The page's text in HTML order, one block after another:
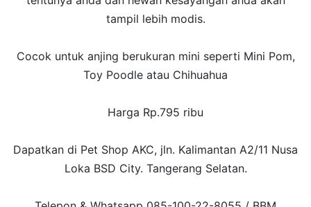
tampil lebih modis.
Cocok untuk anjing berukuran mini seperti Mini Pom,
Toy Poodle atau Chihuahua
Harga Rp.795 ribu
Dapatkan di Pet Shop AKC, jln. Kalimantan A2/11 Nusa
Loka BSD City. Tangerang Selatan.